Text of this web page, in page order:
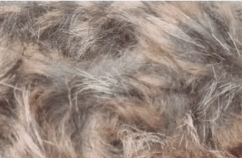
Clara Bamsestøvler Rød
299.00kr. 99.00kr.
(0 Kundeanmeldelser)
Vælg størrelse
38 39